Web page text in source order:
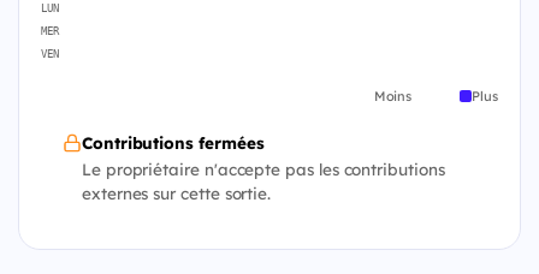
LUN
MER
VEN
Moins Plus
Contributions fermées
Le propriétaire n'accepte pas les contributions
externes sur cette sortie.